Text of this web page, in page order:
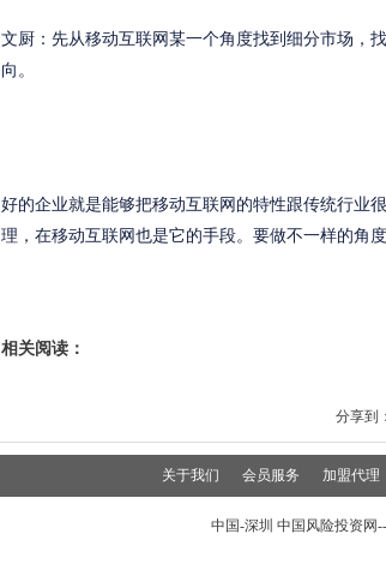
文厨：先从移动互联网某一个角度找到细分市场，
向。
好的企业就是能够把移动互联网的特性跟传统行业
理，在移动互联网也是它的手段。要做不一样的角
相关阅读：
分享到：
关于我们 会员服务 加盟代理
中国-深圳 中国风险投资